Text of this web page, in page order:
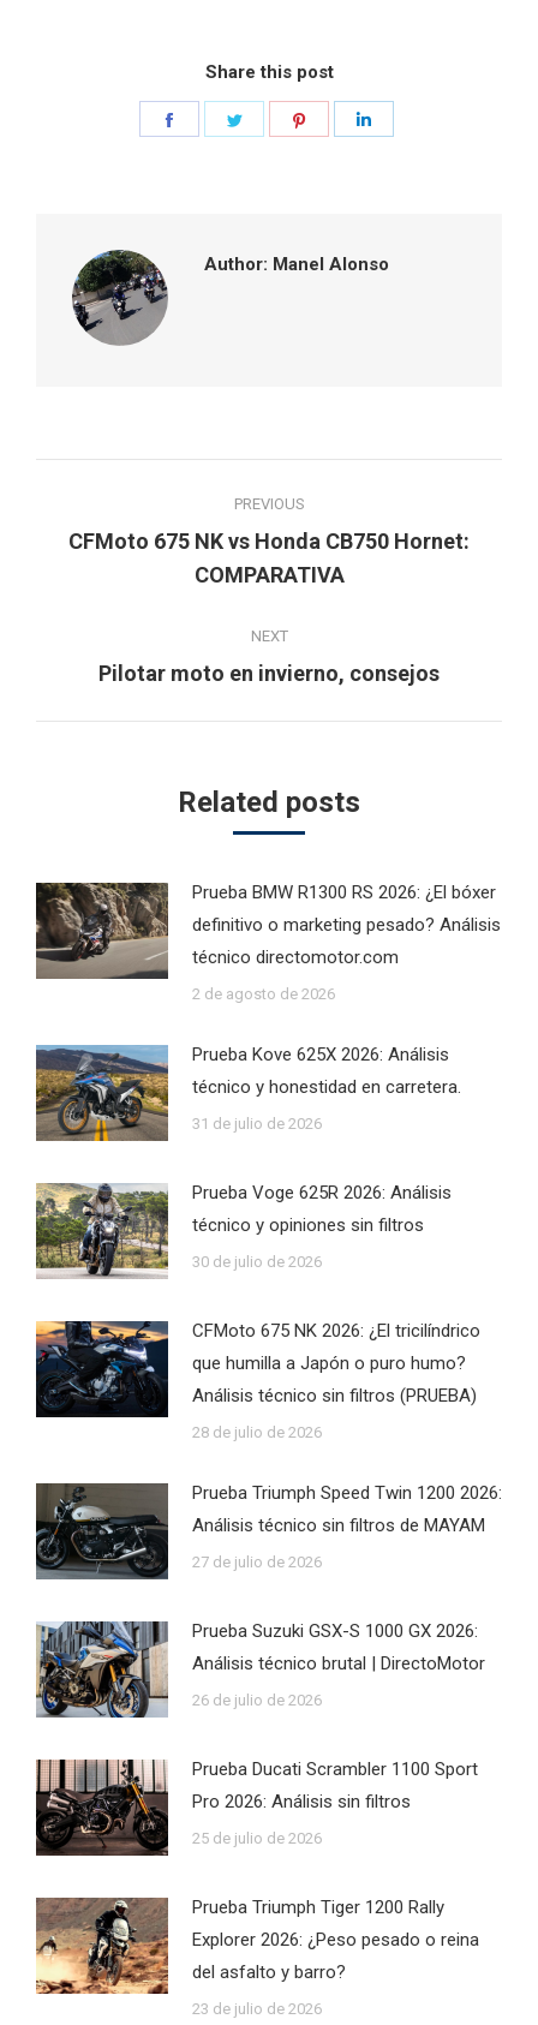
Share this post
Author: Manel Alonso
navigation
PREVIOUS
Previous
post:
CFMoto 675 NK vs Honda CB750 Hornet:
COMPARATIVA
NEXT
Next
Pilotar moto en invierno, consejos
Related posts
Prueba BMW R1300 RS 2026: ¿El bóxer
definitivo o marketing pesado? Análisis
técnico directomotor.com
2 de agosto de 2026
Prueba Kove 625X 2026: Análisis
técnico y honestidad en carretera.
31 de julio de 2026
Prueba Voge 625R 2026: Análisis
técnico y opiniones sin filtros
30 de julio de 2026
CFMoto 675 NK 2026: ¿El tricilíndrico
que humilla a Japón o puro humo?
Análisis técnico sin filtros (PRUEBA)
28 de julio de 2026
Prueba Triumph Speed Twin 1200 2026:
Análisis técnico sin filtros de MAYAM
27 de julio de 2026
Prueba Suzuki GSX-S 1000 GX 2026:
Análisis técnico brutal | DirectoMotor
26 de julio de 2026
Prueba Ducati Scrambler 1100 Sport
Pro 2026: Análisis sin filtros
25 de julio de 2026
Prueba Triumph Tiger 1200 Rally
Explorer 2026: ¿Peso pesado o reina
del asfalto y barro?
23 de julio de 2026